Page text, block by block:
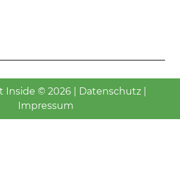
Inside © 2026 | Datenschutz|
Impressum